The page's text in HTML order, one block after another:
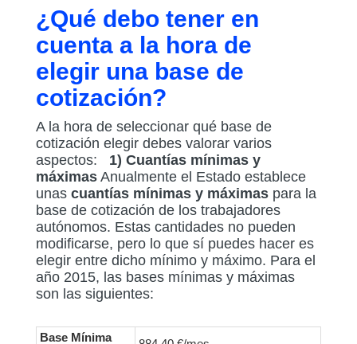
¿Qué debo tener en
cuenta a la hora de
elegir una base de
cotización?
A la hora de seleccionar qué base de
cotización elegir debes valorar varios
aspectos: 1) Cuantías mínimas y
máximas Anualmente el Estado establece
unas cuantías mínimas y máximas para la
base de cotización de los trabajadores
autónomos. Estas cantidades no pueden
modificarse, pero lo que sí puedes hacer es
elegir entre dicho mínimo y máximo. Para el
año 2015, las bases mínimas y máximas
son las siguientes:
Base Mínima